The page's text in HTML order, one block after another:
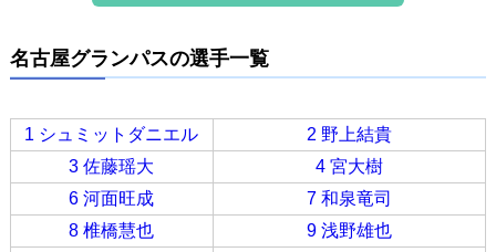
名古屋グランパスの選手一覧
1 シュミットダニエル
2 野上結貴
3 佐藤瑶大
4 宮大樹
6 河面旺成
7 和泉竜司
8 椎橋慧也
9 浅野雄也